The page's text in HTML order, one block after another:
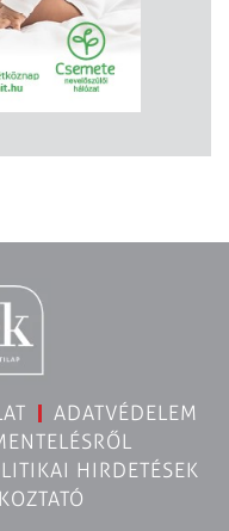
ADATVÉDELEM
HIRDETÉSEK